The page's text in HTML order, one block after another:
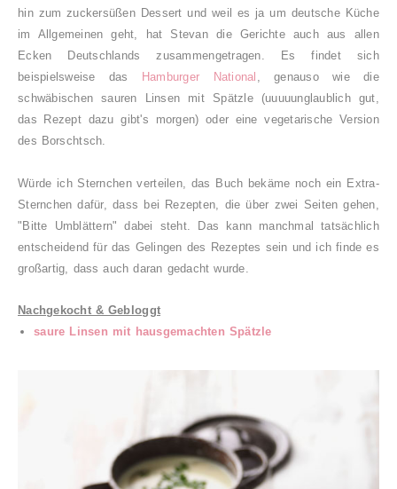
hin zum zuckersüßen Dessert und weil es ja um deutsche Küche
im Allgemeinen geht, hat Stevan die Gerichte auch aus allen
Ecken Deutschlands zusammengetragen. Es findet sich
beispielsweise das
Hamburger National , genauso wie die
schwäbischen sauren Linsen mit Spätzle (uuuuunglaublich gut,
das Rezept dazu gibt's morgen) oder eine vegetarische Version
des Borschtsch.
Würde ich Sternchen verteilen, das Buch bekäme noch ein Extra-
Sternchen dafür, dass bei Rezepten, die über zwei Seiten gehen,
"Bitte Umblättern" dabei steht. Das kann manchmal tatsächlich
entscheidend für das Gelingen des Rezeptes sein und ich finde es
großartig, dass auch daran gedacht wurde.
Nachgekocht & Gebloggt
saure Linsen mit hausgemachten Spätzle